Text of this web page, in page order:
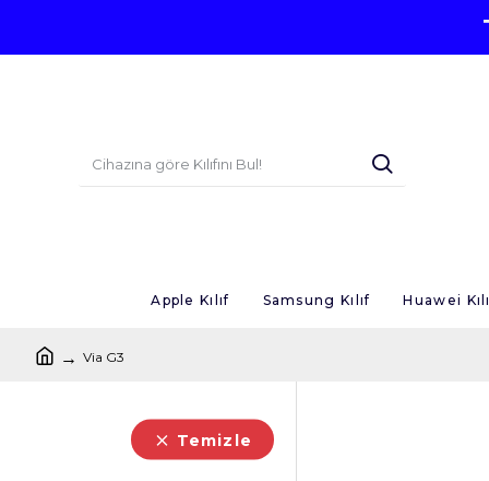
Apple Kılıf Samsung Kılıf Huawei
Via G3
Temizle